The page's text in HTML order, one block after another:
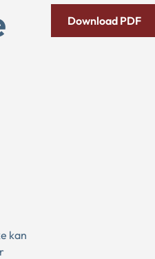
kan
Download PDF